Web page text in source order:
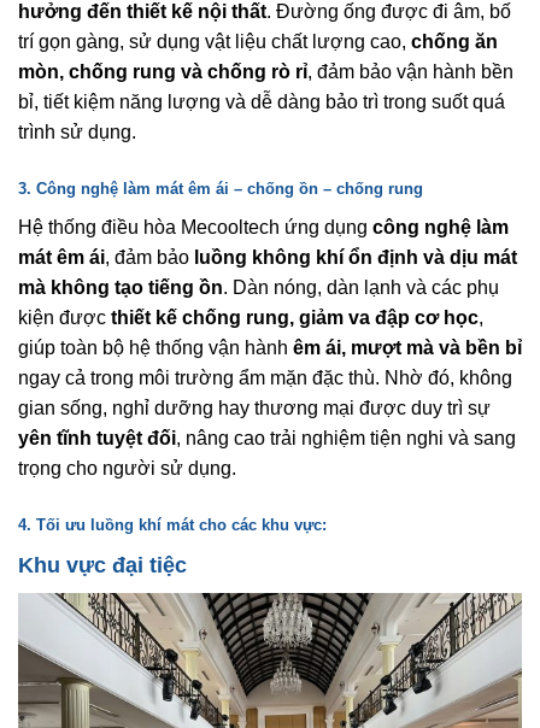
hưởng đến thiết kế nội thất. Đường ống được đi âm, bố
trí gọn gàng, sử dụng vật liệu chất lượng cao, chống ăn
mòn, chống rung và chống rò rỉ, đảm bảo vận hành bền
bỉ, tiết kiệm năng lượng và dễ dàng bảo trì trong suốt quá
trình sử dụng.
3. Công nghệ làm mát êm ái – chống ồn – chống rung
Hệ thống điều hòa Mecooltech ứng dụng công nghệ làm
mát êm ái, đảm bảo luồng không khí ổn định và dịu mát
mà không tạo tiếng ồn. Dàn nóng, dàn lạnh và các phụ
kiện được thiết kế chống rung, giảm va đập cơ học,
giúp toàn bộ hệ thống vận hành êm ái, mượt mà và bền bỉ
ngay cả trong môi trường ẩm mặn đặc thù. Nhờ đó, không
gian sống, nghỉ dưỡng hay thương mại được duy trì sự
yên tĩnh tuyệt đối, nâng cao trải nghiệm tiện nghi và sang
trọng cho người sử dụng.
4. Tối ưu luồng khí mát cho các khu vực:
Khu vực đại tiệc